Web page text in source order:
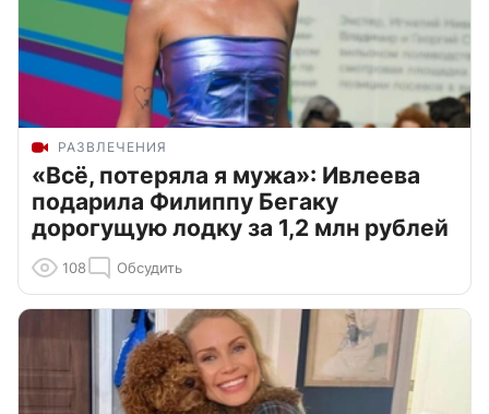
РАЗВЛЕЧЕНИЯ
«Всё, потеряла я мужа»: Ивлеева
подарила Филиппу Бегаку
дорогущую лодку за 1,2 млн рублей
108 Обсудить